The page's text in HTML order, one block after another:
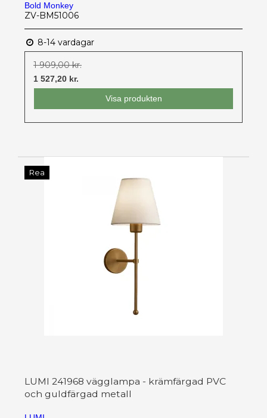
Bold Monkey
ZV-BM51006
8-14 vardagar
1 909,00 kr.
1 527,20 kr.
Visa produkten
Rea
LUMI 241968 vägglampa - krämfärgad PVC
och guldfärgad metall